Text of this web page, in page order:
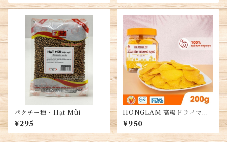
Rang Húng Lìu Hiệu 「Bảo
パクチー種・Hạt Mùi
¥295
HONGLAM 高級ドライマン
ゴー 200G もちもち実感・H
ỒNG LAM Xoài Dẻo Thượn
g Hạng 200G
¥950